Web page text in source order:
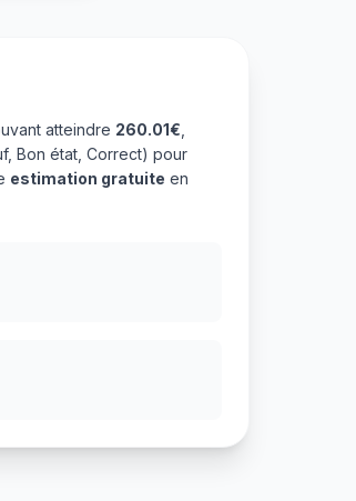
atteindre 260.01€
Bon état, Correct) pour
estimation gratuite en